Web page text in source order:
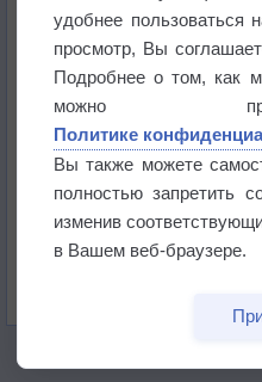
Европейские
Впервые за 155
не выпадал дождь
Лето продолжит
Погода в
удобнее пользоваться
просмотр, Вы
Подробнее о том, как
можно
Политике
Вы также можете
полностью запретить
изменив
в Вашем веб-браузере.